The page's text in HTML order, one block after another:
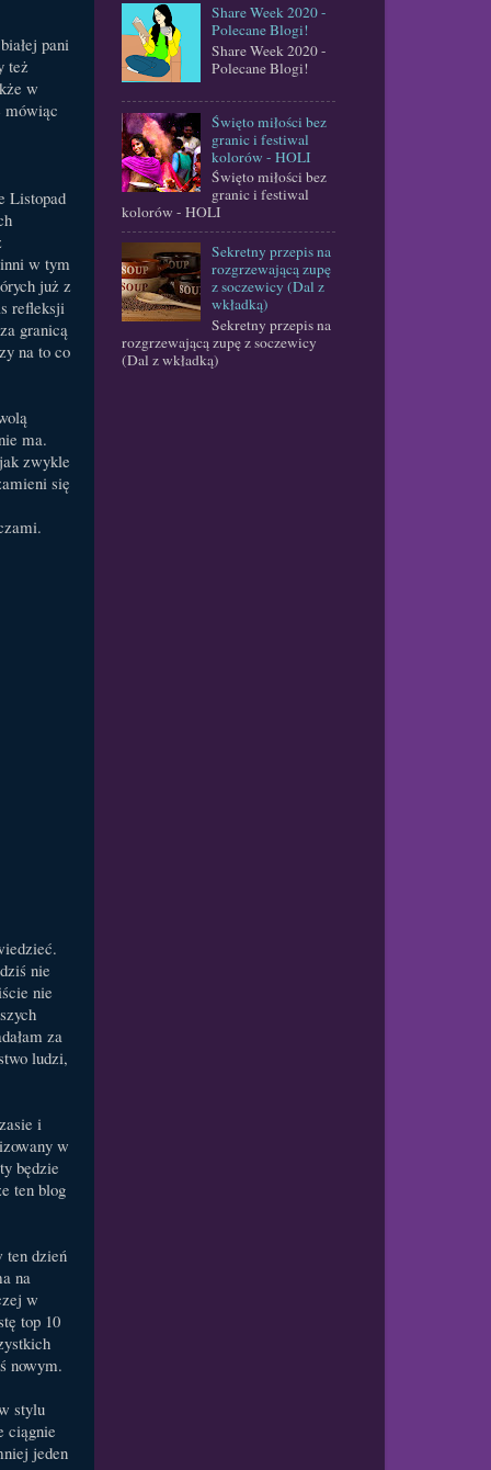
pani
też
w
mówiąc
Listopad
w tym
już z
refleksji
granicą
na to co
ma.
zwykle
się
nie
nie
za
ludzi,
i
w
będzie
ten blog
ten dzień
na
w
top 10
nowym.
stylu
ciągnie
jeden
Share Week 2020 -
Polecane Blogi!
Share Week 2020 -
Polecane Blogi!
Święto miłości bez
granic i festiwal
kolorów - HOLI
Święto miłości bez
granic i festiwal
kolorów - HOLI
Sekretny przepis na
rozgrzewającą zupę
z soczewicy (Dal z
wkładką)
Sekretny przepis na
rozgrzewającą zupę z soczewicy
(Dal z wkładką)